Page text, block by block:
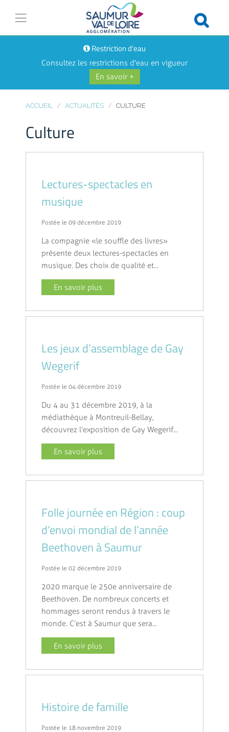
Restriction d'eau
Consultez les restrictions d'eau en vigueur
En savoir +
ACCUEIL ACTUALITÉS CULTURE
Culture
Lectures-spectacles en
musique
Postée le 09 décembre 2019
La compagnie « le souffle des livres »
présente deux lectures-spectacles en
musique. Des choix de qualité et...
En savoir plus
Les jeux d’assemblage de Gay
Wegerif
Postée le 04 décembre 2019
Du 4 au 31 décembre 2019, à la
médiathèque à Montreuil-Bellay,
découvrez l’exposition de Gay Wegerif...
En savoir plus
Folle journée en Région : coup
d’envoi mondial de l’année
Beethoven à Saumur
Postée le 02 décembre 2019
2020 marque le 250e anniversaire de
Beethoven. De nombreux concerts et
hommages seront rendus à travers le
monde. C’est à Saumur que sera...
En savoir plus
Histoire de famille
Postée le 18 novembre 2019